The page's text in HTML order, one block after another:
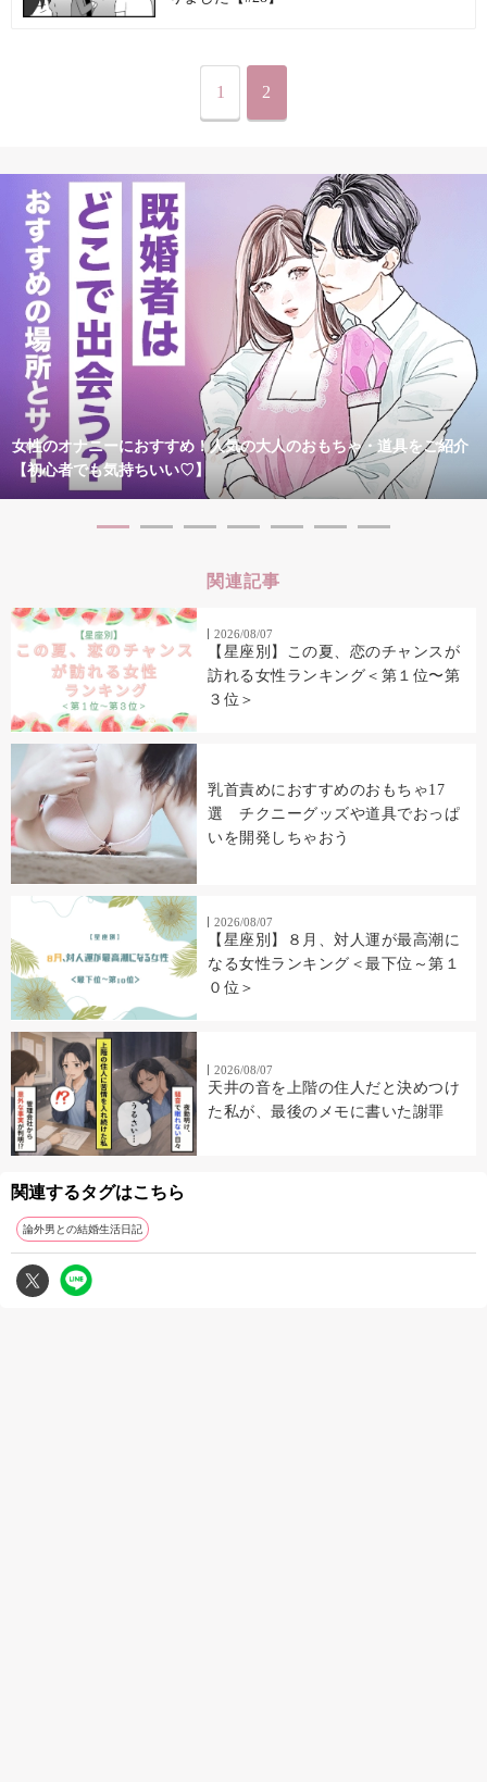
1 2
女性のオナニーにおすすめ！人気の大人のおもちゃ・道具をご紹介
【初心者でも気持ちいい♡】
関連記事
2026/08/07
【星座別】この夏、恋のチャンスが
訪れる女性ランキング＜第１位〜第
３位＞
乳首責めにおすすめのおもちゃ17
選 チクニーグッズや道具でおっぱ
いを開発しちゃおう
2026/08/07
【星座別】８月、対人運が最高潮に
なる女性ランキング＜最下位～第１
０位＞
2026/08/07
天井の音を上階の住人だと決めつけ
た私が、最後のメモに書いた謝罪
関連するタグはこちら
論外男との結婚生活日記